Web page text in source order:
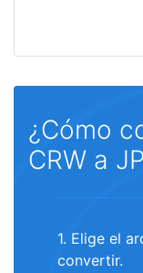
¿Cómo
CRW a
1. Elige el
convertir.